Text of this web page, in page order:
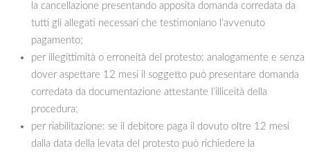
la cancellazione presentando apposita domanda corredata da
tutti gli allegati necessari che testimoniano l’avvenuto
pagamento;
per illegittimità o erroneità del protesto: analogamente e senza
dover aspettare 12 mesi il soggetto può presentare domanda
corredata da documentazione attestante l’illiceità della
procedura;
per riabilitazione: se il debitore paga il dovuto oltre 12 mesi
dalla data della levata del protesto può richiedere la